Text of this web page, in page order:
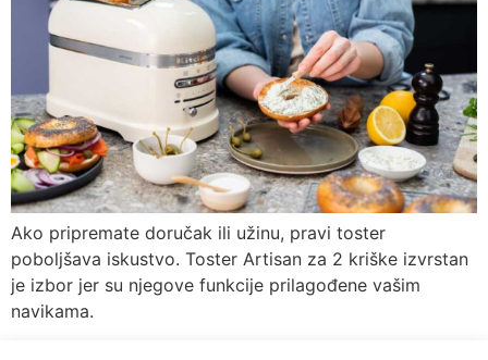
Ako pripremate doručak ili užinu, pravi toster
poboljšava iskustvo. Toster Artisan za 2 kriške izvrstan
je izbor jer su njegove funkcije prilagođene vašim
navikama.